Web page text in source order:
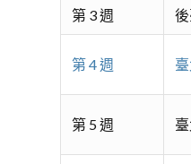
第 3 週
第 4 週
第 5 週